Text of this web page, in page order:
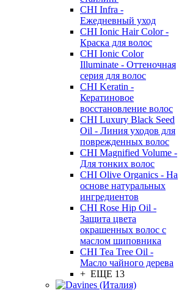
CHI Infra -
Ежедневный уход
CHI Ionic Hair Color -
Краска для волос
CHI Ionic Color
Illuminate - Оттеночная
серия для волос
CHI Keratin -
Кератиновое
восстановление волос
CHI Luxury Black Seed
Oil - Линия уходов для
поврежденных волос
CHI Magnified Volume -
Для тонких волос
CHI Olive Organics - На
основе натуральных
ингредиентов
CHI Rose Hip Oil -
Защита цвета
окрашенных волос с
маслом шиповника
CHI Tea Tree Oil -
Масло чайного дерева
+ ЕЩЕ 13